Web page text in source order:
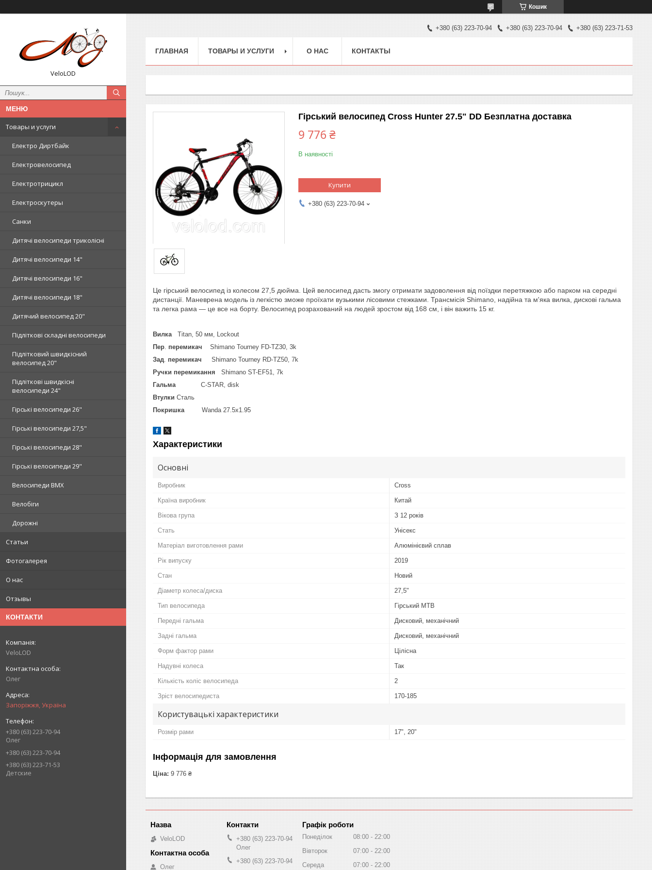
Кошик
VeloLOD
Товары и услуги
Електро Диртбайк
Електровелосипед
Електротрицикл
Електроскутеры
Санки
Дитячі велосипеди триколісні
Дитячі велосипеди 14"
Дитячі велосипеди 16"
Дитячі велосипеди 18"
Дитячий велосипед 20"
Підліткові складні велосипеди
Підлітковий швидкісний
велосипед 20"
Підліткові швидкісні
велосипеди 24"
Гірські велосипеди 26"
Гірські велосипеди 27,5"
Гірські велосипеди 28"
Гірські велосипеди 29"
Велосипеди BMX
Велобіги
Дорожні
Статьи
Фотогалерея
О нас
Отзывы
КОНТАКТИ
VeloLOD
Олег
Запоріжжя, Україна
+380 (63) 223-70-94
Олег
+380 (63) 223-70-94
+380 (63) 223-71-53
Детские
+380 (63) 223-70-94 +380 (63) 223-70-94 +380 (63) 223-71-53
ГЛАВНАЯ ТОВАРЫ И УСЛУГИ О НАС КОНТАКТЫ
Гірський велосипед Cross Hunter 27.5" DD Безплатна доставка
9 776 ₴
В наявності
Купити
+380 (63) 223-70-94
Це гірський велосипед із колесом 27,5 дюйма. Цей велосипед дасть змогу отримати задоволення від поїздки перетяжкою або парком на середні
дистанції. Маневрена модель із легкістю зможе проїхати вузькими лісовими стежками. Трансмісія Shimano, надійна та м'яка вилка, дискові гальма
та легка рама — це все на борту. Велосипед розрахований на людей зростом від 168 см, і він важить 15 кг.
Вилка Titan, 50 мм, Lockout
Пер перемикач Shimano Tourney FD-TZ30, 3k
Зад перемикач Shimano Tourney RD-TZ50, 7k
Ручки перемикання Shimano ST-EF51, 7k
Гальма C-STAR, disk
Втулки Сталь
Покришка Wanda 27.5x1.95
Характеристики
Основні
Виробник Cross
Країна виробник Китай
Вікова група З 12 років
Стать Унісекс
Матеріал виготовлення рами Алюмінієвий сплав
Рік випуску 2019
Стан Новий
Діаметр колеса/диска 27,5"
Тип велосипеда Гірський MTB
Передні гальма Дисковий, механічний
Задні гальма Дисковий, механічний
Форм фактор рами Цілісна
Надувні колеса Так
Кількість коліс велосипеда 2
Зріст велосипедиста 170-185
Користувацькi характеристики
Розмір рами 17", 20"
Інформація для замовлення
Ціна: 9 776 ₴
VeloLOD
Олег
+380 (63) 223-70-94
Олег
+380 (63) 223-70-94
Графік роботи
Понеділок 08:00
22:00
Вівторок
07:00
22:00
Середа
07:00 22:00